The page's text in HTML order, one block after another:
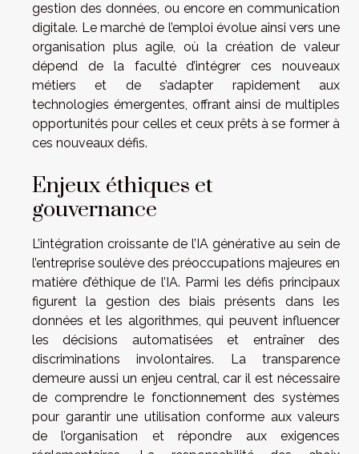
gestion des données, ou encore en communication
digitale. Le marché de l’emploi évolue ainsi vers une
organisation plus agile, où la création de valeur
dépend de la faculté d’intégrer ces nouveaux
métiers et de s’adapter rapidement aux
technologies émergentes, offrant ainsi de multiples
opportunités pour celles et ceux prêts à se former à
ces nouveaux défis.
Enjeux éthiques et
gouvernance
L’intégration croissante de l’IA générative au sein de
l’entreprise soulève des préoccupations majeures en
matière d’éthique de l’IA. Parmi les défis principaux
figurent la gestion des biais présents dans les
données et les algorithmes, qui peuvent influencer
les décisions automatisées et entraîner des
discriminations involontaires. La transparence
demeure aussi un enjeu central, car il est nécessaire
de comprendre le fonctionnement des systèmes
pour garantir une utilisation conforme aux valeurs
de l’organisation et répondre aux exigences